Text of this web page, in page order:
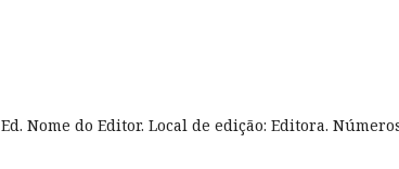
Ed. Nome do Editor. Local de edição: Editora.